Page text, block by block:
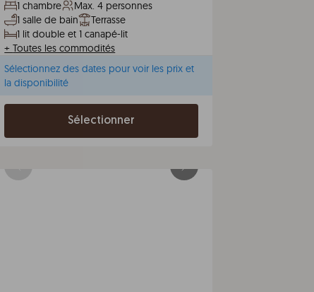
1 chambre
Max. 4 personnes
1 salle de bain
Terrasse
1 lit double et 1 canapé-lit
+Toutes les commodités
Sélectionnez des dates pour voir les prix et
la disponibilité
Sélectionner